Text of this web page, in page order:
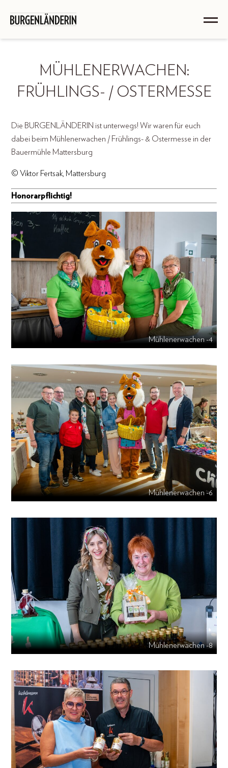
MÜHLENERWACHEN:
FRÜHLINGS- / OSTERMESSE
Die BURGENLÄNDERIN ist unterwegs! Wir waren für euch
dabei beim Mühlenerwachen / Frühlings- & Ostermesse in der
Bauermühle Mattersburg
© Viktor Fertsak, Mattersburg
Honorarpflichtig!
Mühlenerwachen -4
Mühlenerwachen -6
Mühlenerwachen -8